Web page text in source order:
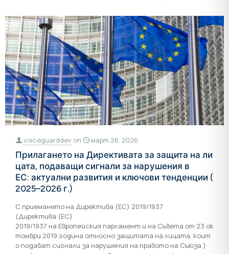
voiceguarddev on март 26, 2026
Прилагането на Директивата за защита на ли
цата, подаващи сигнали за нарушения в
ЕС: актуални развития и ключови тенденции (
2025–2026 г.)
С приемането на Директива (ЕС) 2019/1937
(Директива (ЕС)
2019/1937 на Европейския парламент и на Съвета от 23 ок
томври 2019 година относно защитата на лицата, коит
о подават сигнали за нарушения на правото на Съюза )